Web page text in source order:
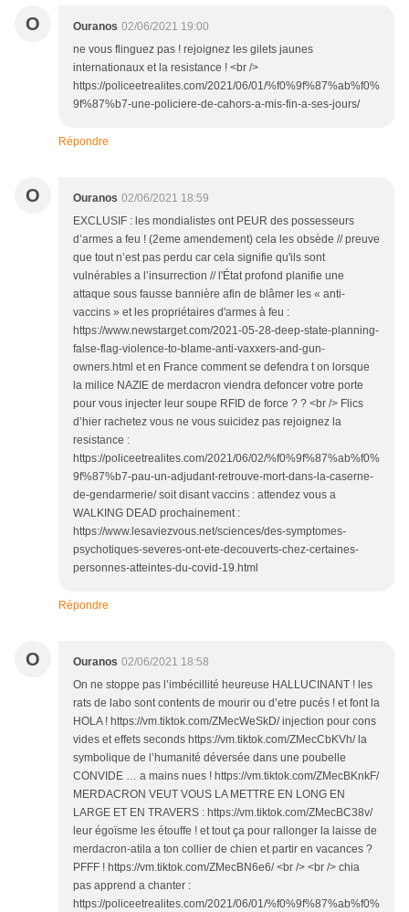
O Ouranos 02/06/2021 19:00
ne vous flinguez pas ! rejoignez les gilets jaunes
internationaux et la resistance ! <br />
https://policeetrealites.com/2021/06/01/%f0%9f%87%ab%f0%
9f%87%b7-une-policiere-de-cahors-a-mis-fin-a-ses-jours/
Répondre
O Ouranos 02/06/2021 18:59
EXCLUSIF : les mondialistes ont PEUR des possesseurs
d’armes a feu ! (2eme amendement) cela les obsède // preuve
que tout n’est pas perdu car cela signifie qu'ils sont
vulnérables a l’insurrection // l'État profond planifie une
attaque sous fausse bannière afin de blâmer les « anti-
vaccins » et les propriétaires d'armes à feu :
https://www.newstarget.com/2021-05-28-deep-state-planning-
false-flag-violence-to-blame-anti-vaxxers-and-gun-
owners.html et en France comment se defendra t on lorsque
la milice NAZIE de merdacron viendra defoncer votre porte
pour vous injecter leur soupe RFID de force ? ? <br /> Flics
d’hier rachetez vous ne vous suicidez pas rejoignez la
resistance :
https://policeetrealites.com/2021/06/02/%f0%9f%87%ab%f0%
9f%87%b7-pau-un-adjudant-retrouve-mort-dans-la-caserne-
de-gendarmerie/ soit disant vaccins : attendez vous a
WALKING DEAD prochainement :
https://www.lesaviezvous.net/sciences/des-symptomes-
psychotiques-severes-ont-ete-decouverts-chez-certaines-
personnes-atteintes-du-covid-19.html
Répondre
O Ouranos 02/06/2021 18:58
On ne stoppe pas l’imbécillité heureuse HALLUCINANT ! les
rats de labo sont contents de mourir ou d’etre pucés ! et font la
HOLA ! https://vm.tiktok.com/ZMecWeSkD/ injection pour cons
vides et effets seconds https://vm.tiktok.com/ZMecCbKVh/ la
symbolique de l’humanité déversée dans une poubelle
CONVIDE … a mains nues ! https://vm.tiktok.com/ZMecBKnkF/
MERDACRON VEUT VOUS LA METTRE EN LONG EN
LARGE ET EN TRAVERS : https://vm.tiktok.com/ZMecBC38v/
leur égoïsme les étouffe ! et tout ça pour rallonger la laisse de
merdacron-atila a ton collier de chien et partir en vacances ?
PFFF ! https://vm.tiktok.com/ZMecBN6e6/ <br /> <br /> chia
pas apprend a chanter :
https://policeetrealites.com/2021/06/01/%f0%9f%87%ab%f0%